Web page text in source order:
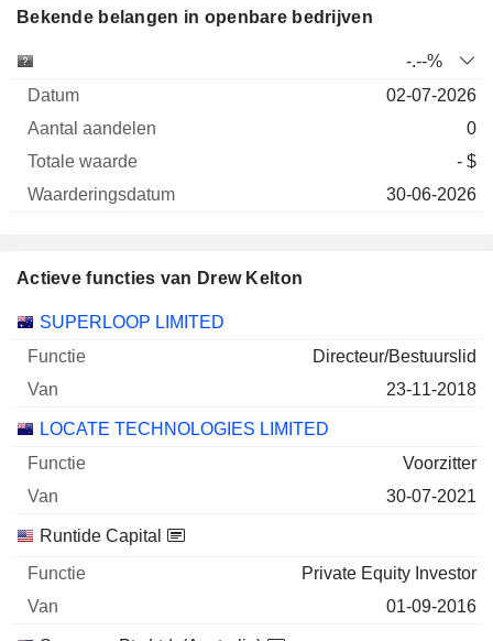
Bekende belangen in openbare bedrijven
-.--%
02-07-2026
0
- $
30-06-2026
Actieve functies van Drew Kelton
Bedrijven Functie Begin
SUPERLOOP LIMITED
Directeur/Bestuurslid
23-11-2018
LOCATE TECHNOLOGIES LIMITED
Voorzitter
30-07-2021
Runtide Capital
Private Equity Investor
01-09-2016